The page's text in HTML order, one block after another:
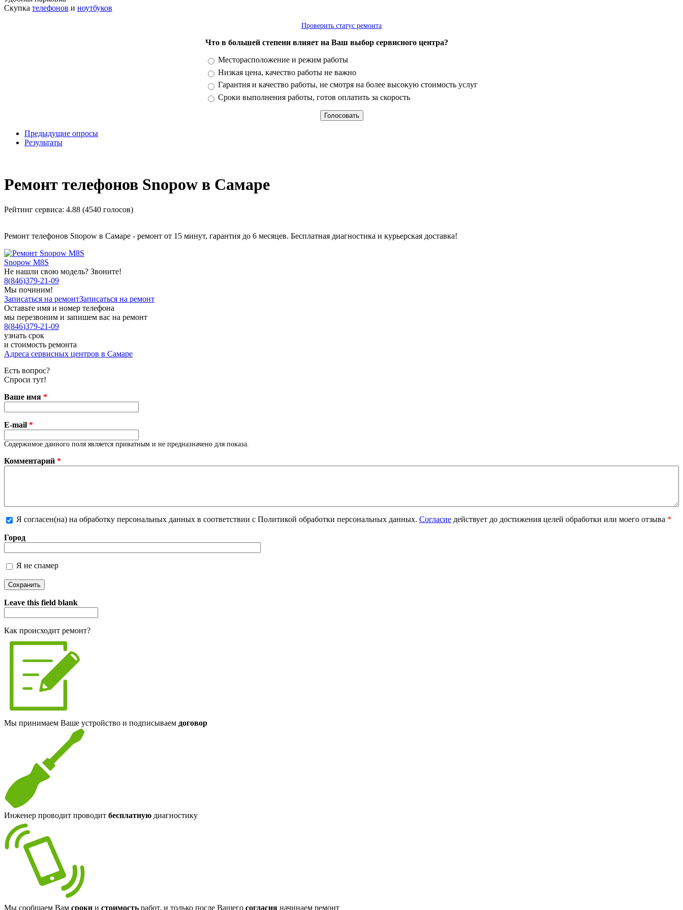
Скупка телефонов и ноутбуков
Проверить статус ремонта
Что в большей степени влияет на Ваш выбор сервисного центра?
Варианты
Месторасположение и режим работы
Низкая цена, качество работы не важно
Гарантия и качество работы, не смотря на более высокую стоимость услуг
Сроки выполнения работы, готов оплатить за скорость
Предыдущие опросы
Результаты
Ремонт телефонов Snopow в Самаре
Рейтинг сервиса: 4.88 (4540 голосов)
Ремонт телефонов Snopow в Самаре - ремонт от 15 минут, гарантия до 6 месяцев. Бесплатная диагностика и курьерская доставка!
Snopow M8S
Не нашли свою модель? Звоните!
8(846)379-21-09
Мы починим!
Записаться на ремонтЗаписаться на ремонт
Оставьте имя и номер телефона
мы перезвоним и запишем вас на ремонт
8(846)379-21-09
узнать срок
и стоимость ремонта
Адреса сервисных центров в Самаре
Есть вопрос?
Спроси тут!
Ваше имя *
E-mail *
Содержимое данного поля является приватным и не предназначено для показа.
Комментарий *
Я согласен(на) на обработку персональных данных в соответствии с Политикой обработки персональных данных. Согласие действует до достижения целей обработки или моего отзыва *
Город
Я не спамер
Я спамер
Leave this field blank
Как происходит ремонт?
Мы принимаем Ваше устройство и подписываем договор
Инженер проводит проводит бесплатную диагностику
Мы сообщаем Вам сроки и стоимость работ, и только после Вашего согласия начинаем ремонт